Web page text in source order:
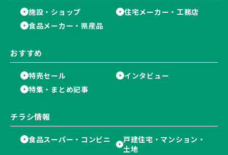
施設・ショップ
住宅メーカー・工務店
食品メーカー・県産品
おすすめ
特売セール
インタビュー
特集・まとめ記事
チラシ情報
食品スーパー・コンビニ
戸建住宅・マンション・
土地